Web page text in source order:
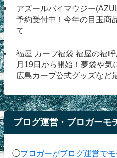
アズールバイマウジー
予約受付中！今年の目玉商
て
福屋 カープ福袋 福屋の福
月19日から開始！夢袋や気
広島カープ公式グッズなど
ブログ運営・ブロガーモ
◯ブロガーがブログ運営で